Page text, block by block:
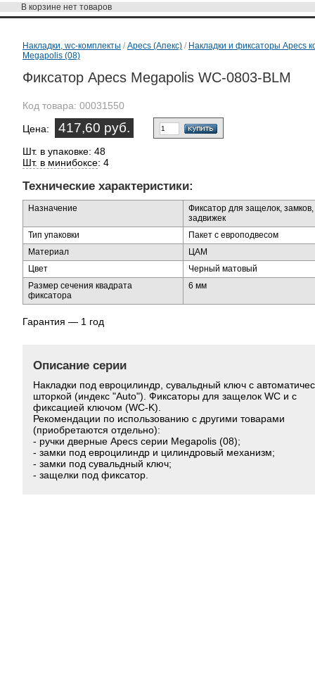
В корзине нет товаров
Накладки, wc-комплекты / Apecs (Апекс) / Накладки и фиксаторы Apecs
Megapolis (08)
Фиксатор Apecs Megapolis WC-0803-BLM
Код товара: 00031550
Цена: 417,60 руб.
Шт. в упаковке: 48
Шт. в минибоксе: 4
Технические характеристики:
Назначение
Фиксатор для защелок, замков,
задвижек
Тип упаковки
Пакет с европодвесом
Материал
ЦАМ
Цвет
Черный матовый
Размер сечения квадрата
фиксатора
6 мм
Гарантия — 1 год
Описание серии
Накладки под евроцилиндр, сувальдный ключ с
шторкой (индекс "Auto"). Фиксаторы для защелок WC и с
фиксацией ключом (WC-K).
Рекомендации по использованию с другими товарами
(приобретаются отдельно):
- ручки дверные Apecs серии Megapolis (08);
- замки под евроцилиндр и цилиндровый механизм;
- замки под сувальдный ключ;
- защелки под фиксатор.